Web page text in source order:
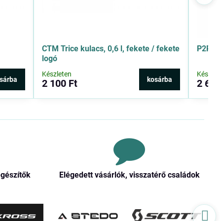
CTM Trice kulacs, 0,6 l, fekete / fekete
logó
Készleten
2 100 Ft kosárba
P2R
2
Elégedett vásárlók, visszatérő családok